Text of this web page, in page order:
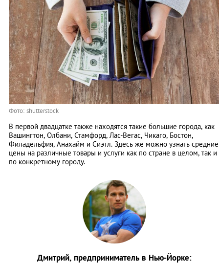
Фото: shutterstock
В первой двадцатке также находятся такие большие города, как
Вашингтон, Олбани, Стамфорд, Лас-Вегас, Чикаго, Бостон,
Филадельфия, Анахайм и Сиэтл. Здесь же можно узнать средние
цены на различные товары и услуги как по стране в целом, так и
по конкретному городу.
Дмитрий, предприниматель в Нью-Йорке: